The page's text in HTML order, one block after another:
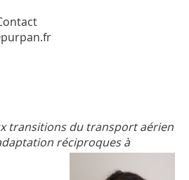
transitions du transport aérien
réciproques à